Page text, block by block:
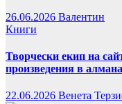
26.06.2026 Валентин
Книги
Творчески екип на
произведения в
22.06.2026 Венета